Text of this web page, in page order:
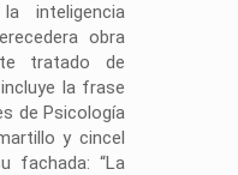
inteligencia
obra
tratado de
la frase
de Psicología
y cincel
fachada: “La